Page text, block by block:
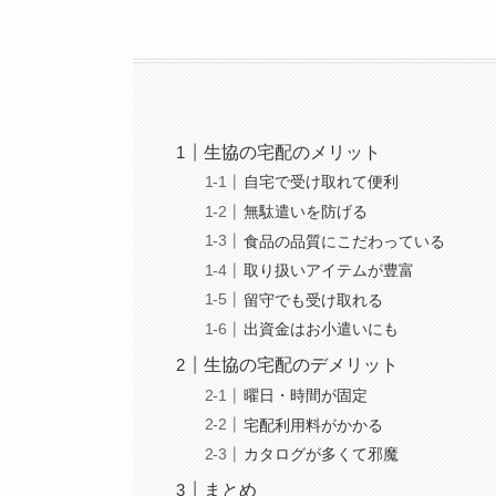
生協の宅配のメリット
自宅で受け取れて便利
無駄遣いを防げる
食品の品質にこだわっている
取り扱いアイテムが豊富
留守でも受け取れる
出資金はお小遣いにも
生協の宅配のデメリット
曜日・時間が固定
宅配利用料がかかる
カタログが多くて邪魔
まとめ